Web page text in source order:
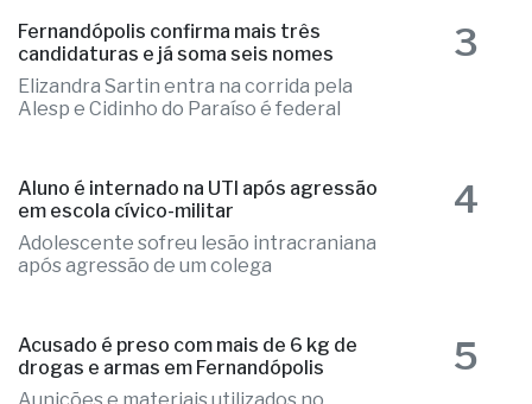
Fernandópolis confirma mais três
candidaturas e já soma seis nomes
Elizandra Sartin entra na corrida pela
Alesp e Cidinho do Paraíso é federal
3
Aluno é internado na UTI após agressão
em escola cívico-militar
Adolescente sofreu lesão intracraniana
após agressão de um colega
4
Acusado é preso com mais de 6 kg de
drogas e armas em Fernandópolis
5